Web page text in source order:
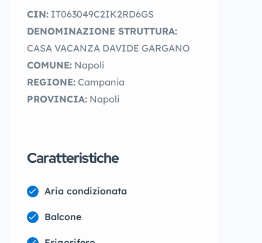
CIN: IT063049C2IK2RD6GS
DENOMINAZIONE STRUTTURA:
CASA VACANZA DAVIDE GARGANO
COMUNE: Napoli
REGIONE: Campania
PROVINCIA: Napoli
Caratteristiche
Aria condizionata
Balcone